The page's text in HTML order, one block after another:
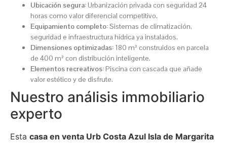
Ubicación segura:Urbanización privada con seguridad 24
horas como valor diferencial competitivo.
Equipamiento completo:Sistemas de climatización,
seguridad e infraestructura hídrica ya instalados.
Dimensiones optimizadas: 180 m² construidos en parcela
de 400 m² con distribución inteligente.
Elementos recreativos:Piscina con cascada que añade
valor estético y de disfrute.
Nuestro análisis immobiliario
experto
Esta casa en venta Urb Costa Azul Isla de Margarita